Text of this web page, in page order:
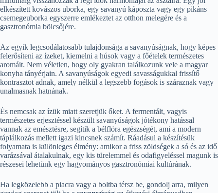
elkészített kovászos uborka, egy savanyú káposzta vagy egy pikáns
csemegeuborka egyszerre emlékeztet az otthon melegére és a
gasztronómia bölcsőjére.
Az egyik legcsodálatosabb tulajdonsága a savanyúságnak, hogy képes
felerősíteni az ízeket, kiemelni a húsok vagy a főételek természetes
aromáit. Nem véletlen, hogy oly gyakran találkozunk vele a magyar
konyha tányérjain. A savanyúságok egyedi savasságukkal frissítő
kontrasztot adnak, amely nélkül a legszebb fogások is száraznak vagy
unalmasnak hatnának.
És nemcsak az ízük miatt szeretjük őket. A fermentált, vagyis
természetes erjesztéssel készült savanyúságok jótékony hatással
vannak az emésztésre, segítik a bélflóra egészségét, ami a modern
táplálkozás mellett igazi kincsnek számít. Ráadásul a készítésük
folyamata is különleges élmény: amikor a friss zöldségek a só és az idő
varázsával átalakulnak, egy kis türelemmel és odafigyeléssel magunk is
részesei lehetünk egy hagyományos gasztronómiai kultúrának.
Ha legközelebb a piacra vagy a boltba térsz be, gondolj arra, milyen